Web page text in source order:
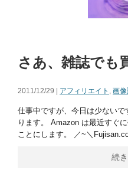
さあ、雑誌でも
2011/12/29 | アフィリエイト , 画
仕事中ですが、今日は少ない
ります。 Amazon は最近すぐ
ことにします。 ／~＼
続